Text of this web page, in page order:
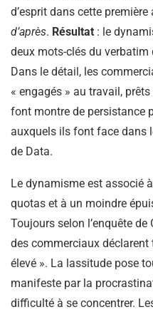
d’esprit dans cette première
d’après. Résultat : le
deux mots-clés du
Dans le détail, les
« engagés » au travail,
font montre de persistance
auxquels ils font face dans
de Data.
Le dynamisme est associé
quotas et à un moindre
Toujours selon l’enquête
des commerciaux
élevé ». La lassitude pose
manifeste par la
difficulté à se concentrer.